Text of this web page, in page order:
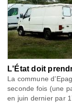
L'État doit
La commune
seconde fois (une
en juin dernier par